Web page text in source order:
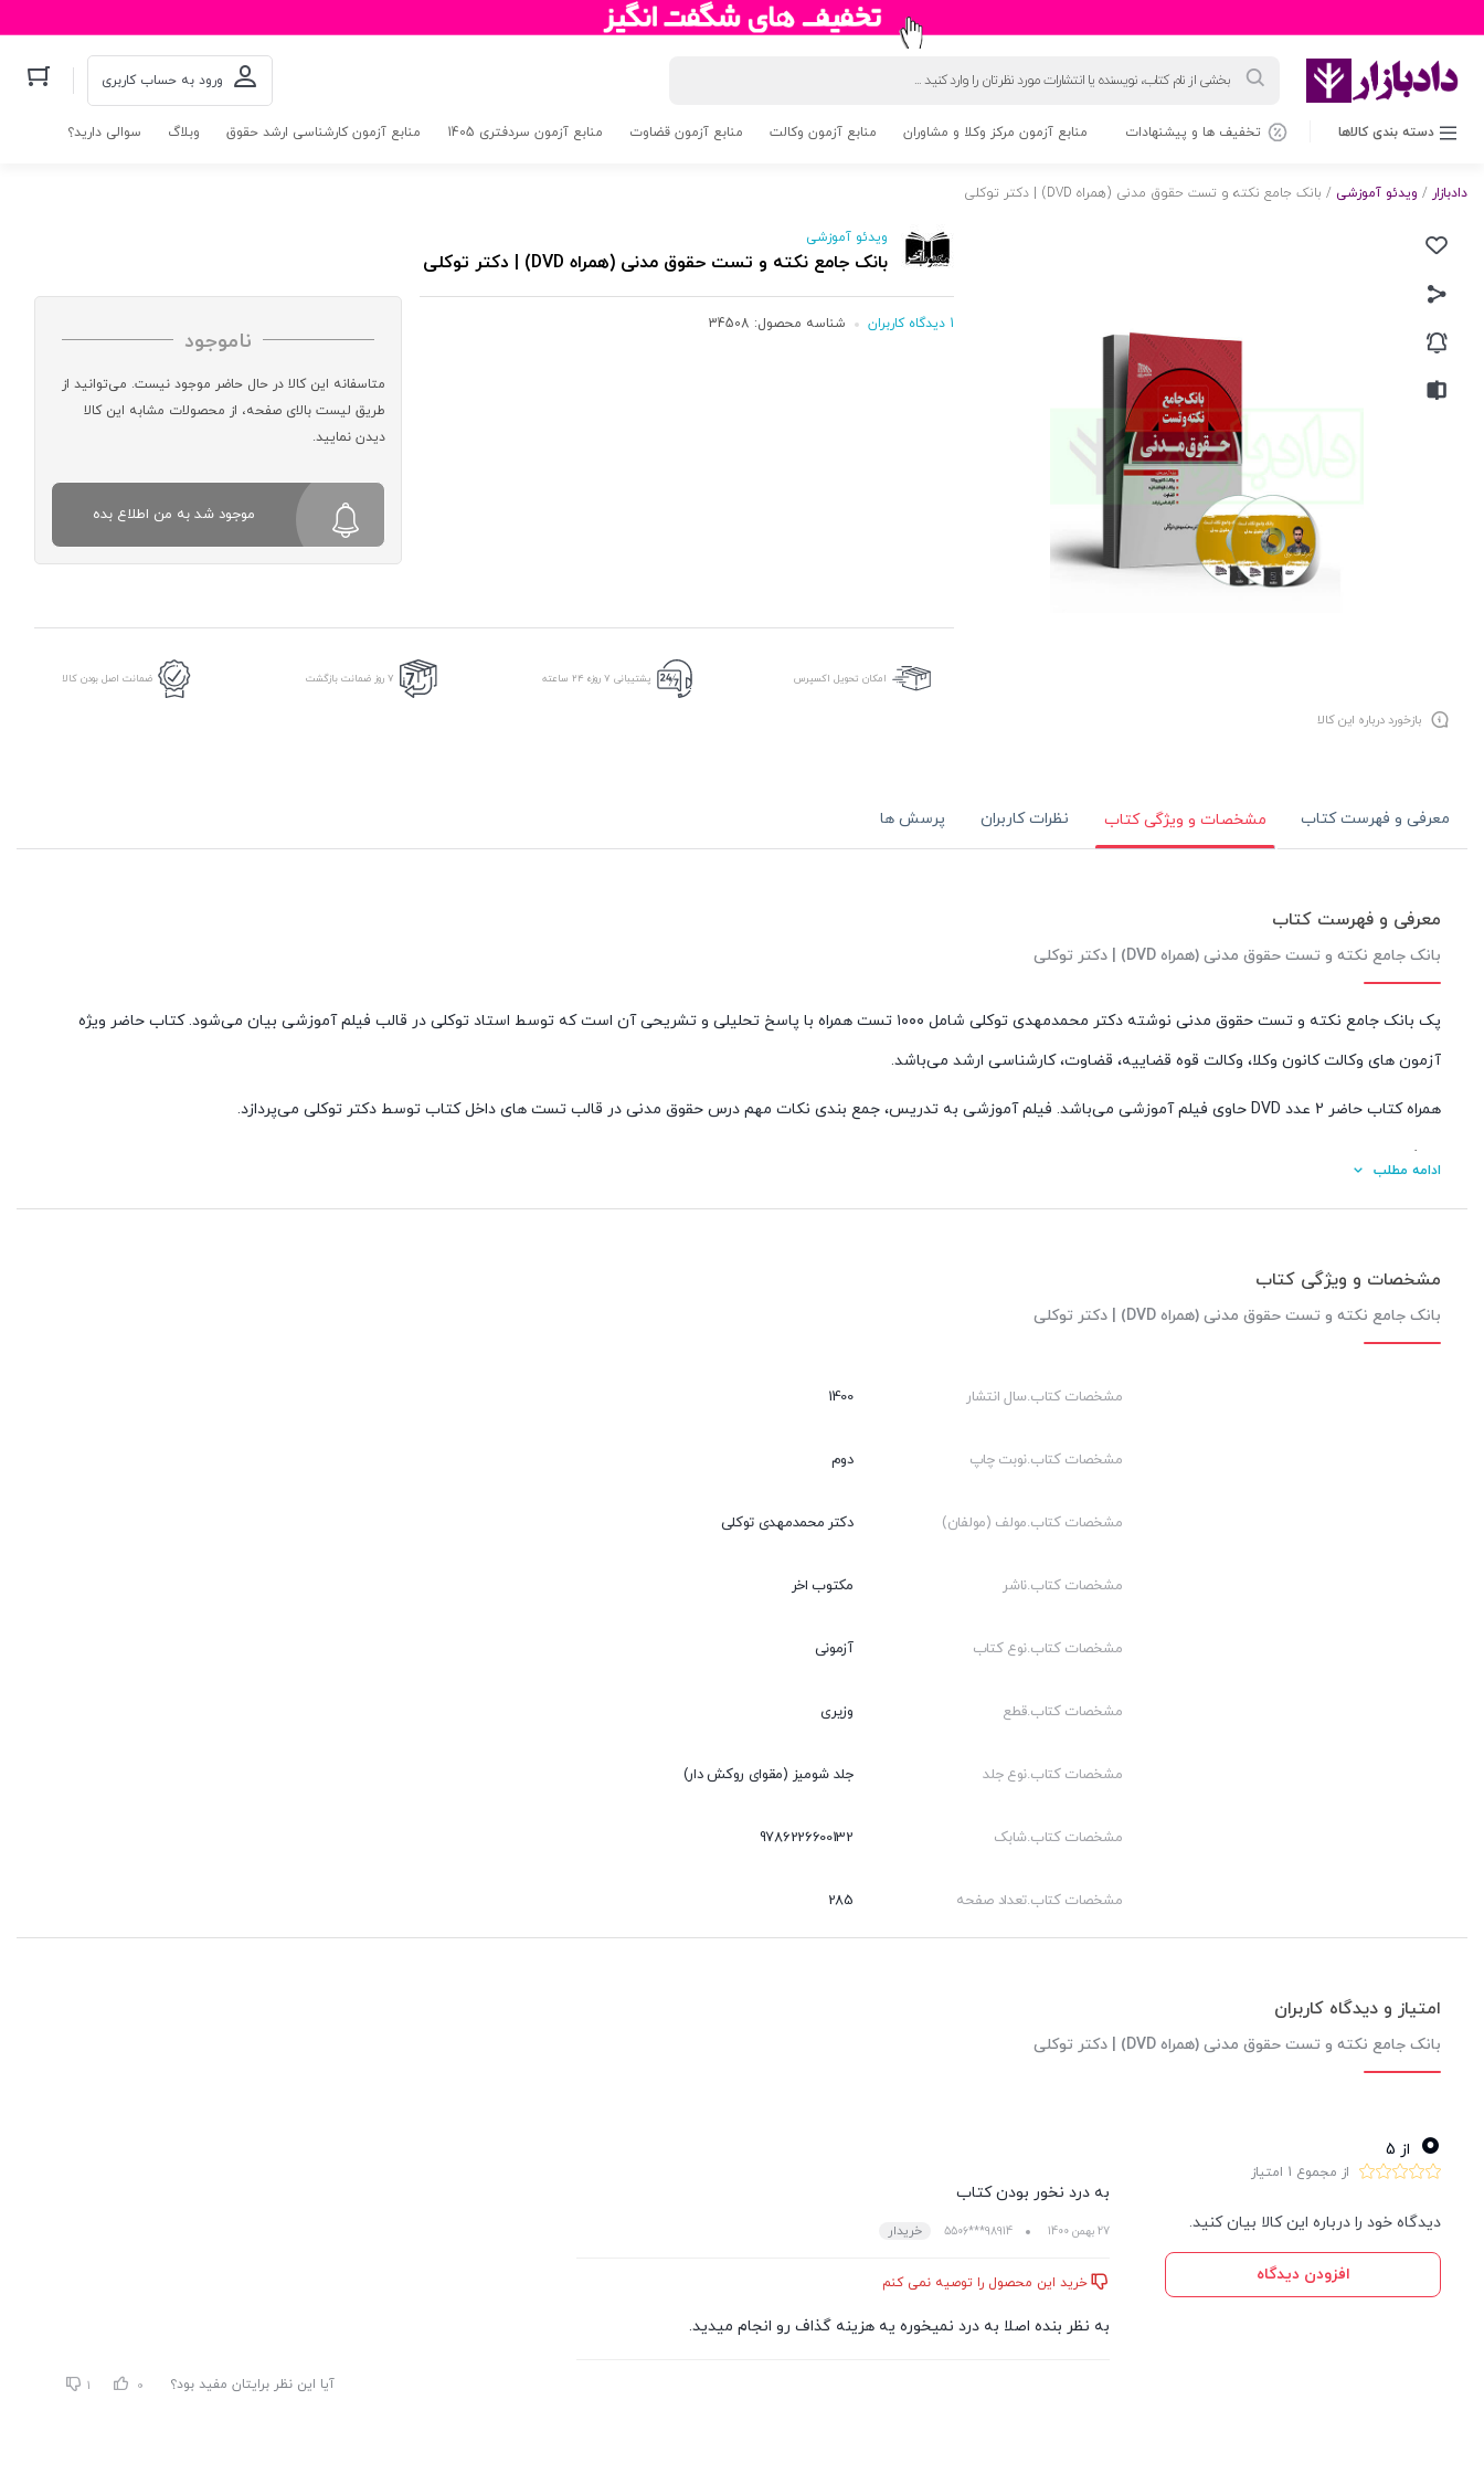
محصولات ورود به حساب کاربری
دسته بندی کالاها تخفیف ها و پیشنهادات منابع آزمون مرکز وکلا و مشاوران منابع آزمون وکالت منابع آزمون قضاوت منابع آزمون سردفتری 1405 منابع آزمون کارشناسی ارشد حقوق وبلاگ سوالی دارید؟
دادبازار / ویدئو آموزشی / بانک جامع نکته و تست حقوق مدنی (همراه DVD) | دکتر توکلی
ویدئو آموزشی
بانک جامع نکته و تست حقوق مدنی (همراه DVD) | دکتر توکلی
1 دیدگاه کاربران شناسه محصول: 34508
ناموجود
متاسفانه این کالا در حال حاضر موجود نیست. می‌توانید از
طریق لیست بالای صفحه، از محصولات مشابه این کالا
دیدن نمایید.
موجود شد به من اطلاع بده
امکان تحویل اکسپرس پشتیبانی ۷ روزه ۲۴ ساعته 7 روز ضمانت بازگشت ضمانت اصل بودن کالا
بازخورد درباره این کالا
معرفی و فهرست کتاب مشخصات و ویژگی کتاب نظرات کاربران پرسش ها
معرفی و فهرست کتاب
بانک جامع نکته و تست حقوق مدنی (همراه DVD) | دکتر توکلی
پک بانک جامع نکته و تست حقوق مدنی نوشته دکتر محمدمهدی توکلی شامل ۱۰۰۰ تست همراه با پاسخ تحلیلی و تشریحی آن است که توسط استاد توکلی در قالب فیلم آموزشی بیان می‌شود. کتاب حاضر ویژه
آزمون های وکالت کانون وکلا، وکالت قوه قضاییه، قضاوت، کارشناسی ارشد می‌باشد.
همراه کتاب حاضر 2 عدد DVD حاوی فیلم آموزشی می‌باشد. فیلم آموزشی به تدریس، جمع بندی نکات مهم درس حقوق مدنی در قالب تست های داخل کتاب توسط دکتر توکلی می‌پردازد.
ویژگی های بانک جامع نکته و تست حقوق مدنی
پاسخ تفصیلی و تشریحی
جمع بندی و بیان نکات مرتبط
آموزش ضمنی روش صحیح رسیدن به پاسخ درست
ادامه مطلب
مشخصات و ویژگی کتاب
بانک جامع نکته و تست حقوق مدنی (همراه DVD) | دکتر توکلی
مشخصات کتاب.سال انتشار 1400
مشخصات کتاب.نوبت چاپ دوم
مشخصات کتاب.مولف (مولفان) دکتر محمدمهدی توکلی
مشخصات کتاب.ناشر مکتوب اخر
مشخصات کتاب.نوع کتاب آزمونی
مشخصات کتاب.قطع وزیری
مشخصات کتاب.نوع جلد جلد شومیز (مقوای روکش دار)
مشخصات کتاب.شابک 9786226600132
مشخصات کتاب.تعداد صفحه 285
امتیاز و دیدگاه کاربران
بانک جامع نکته و تست حقوق مدنی (همراه DVD) | دکتر توکلی
0 از 5
از مجموع 1 امتیاز
دیدگاه خود را درباره این کالا بیان کنید.
افزودن دیدگاه
به درد نخور بودن کتاب
27 بهمن 1400 98914***5506 خریدار
خرید این محصول را توصیه نمی کنم
به نظر بنده اصلا به درد نمیخوره یه هزینه گذاف رو انجام میدید.
آیا این نظر برایتان مفید بود؟ 0
1